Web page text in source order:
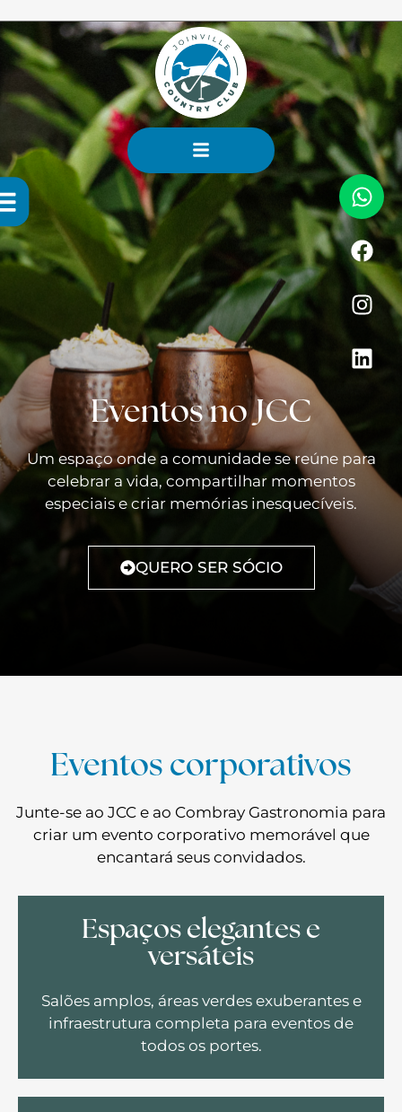
Eventos no JCC
Um espaço onde a comunidade se reúne para
celebrar a vida, compartilhar momentos
especiais e criar memórias inesquecíveis.
QUERO SER SÓCIO
Eventos corporativos
Junte-se ao JCC e ao Combray Gastronomia para
criar um evento corporativo memorável que
encantará seus convidados.
Espaços elegantes e
versáteis
Salões amplos, áreas verdes exuberantes e
infraestrutura completa para eventos de
todos os portes.